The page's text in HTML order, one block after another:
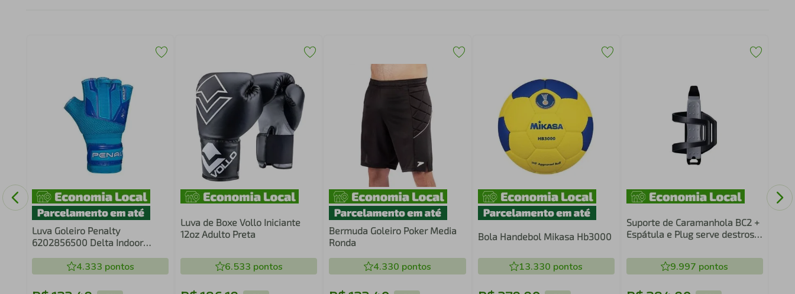
Luva Goleiro Penalty
6202856500 Delta Indoor
4.333 pontos
Luva de Boxe Vollo Iniciante
12oz Adulto Preta
6.533 pontos
Bermuda Goleiro Poker Media
Ronda
4.330 pontos
Bola Handebol Mikasa Hb3000
13.330 pontos
Suporte de Caramanhola BC2 +
Espátula e Plug serve destros
9.997 pontos
Alça